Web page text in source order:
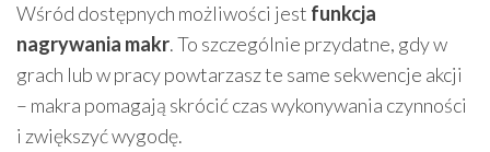
Wśród dostępnych możliwości jest funkcja
nagrywania makr. To szczególnie przydatne, gdy w
grach lub w pracy powtarzasz te same sekwencje akcji
– makra pomagają skrócić czas wykonywania czynności
i zwiększyć wygodę.